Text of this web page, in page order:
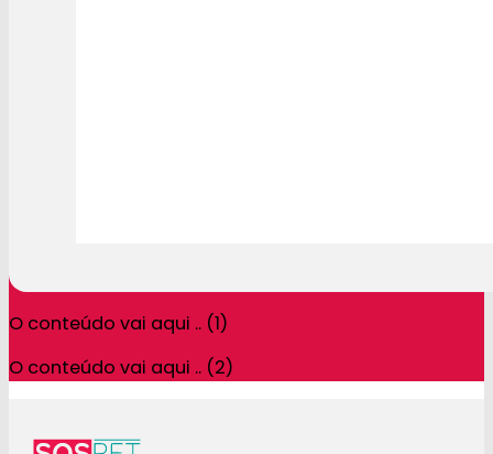
O conteúdo vai aqui .. (1)
O conteúdo vai aqui .. (2)